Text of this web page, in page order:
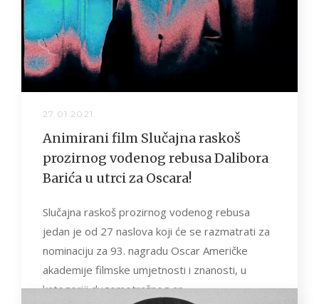
27.01.2021.
Animirani film Slučajna raskoš
prozirnog vodenog rebusa Dalibora
Barića u utrci za Oscara!
Slučajna raskoš prozirnog vodenog rebusa
jedan je od 27 naslova koji će se razmatrati za
nominaciju za 93. nagradu Oscar Američke
akademije filmske umjetnosti i znanosti, u
kategoriji dugometražnog an...